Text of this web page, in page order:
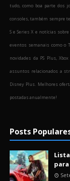
tudo, como boa parte dos
consoles, também sempre
S e Series X e notícias
eventos semanais como o
novidades da PS Plus,
assuntos relacionados a
Disney Plus. Melhores
postadas anualmente!
Posts
para